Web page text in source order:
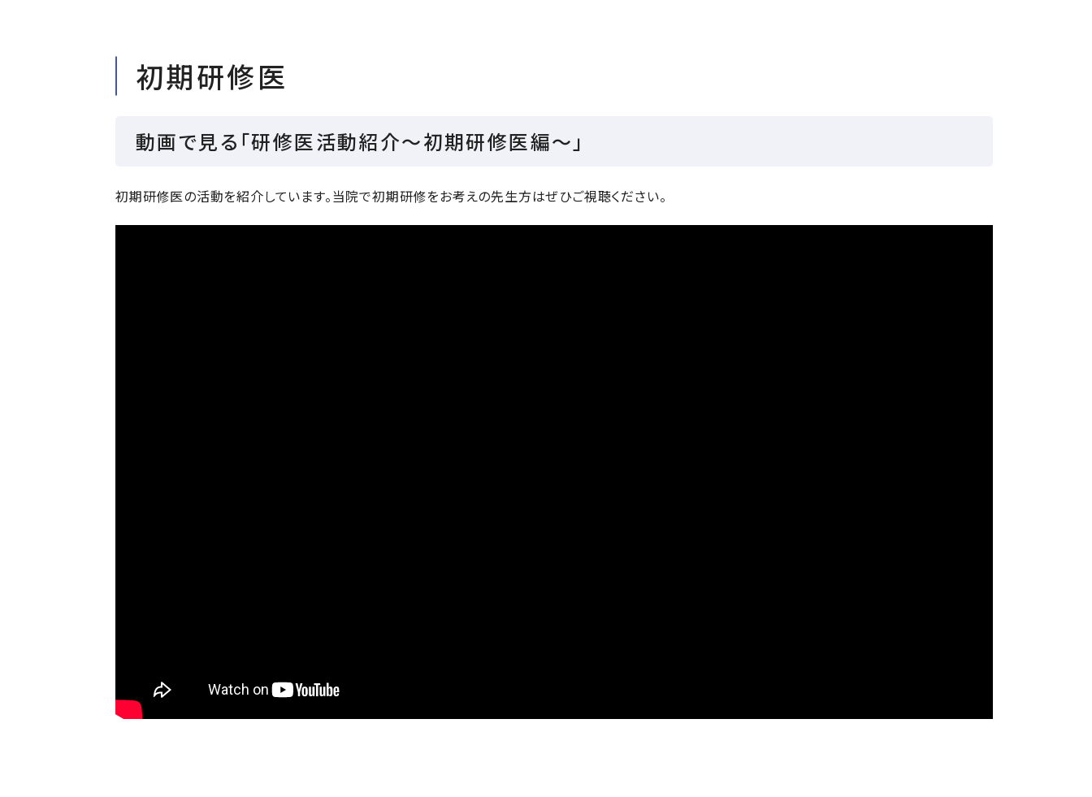
初期研修医
動画で見る「研修医活動紹介～初期研修医編～」
初期研修医の活動を紹介しています。当院で初期研修をお考えの先生方はぜひご視聴ください。